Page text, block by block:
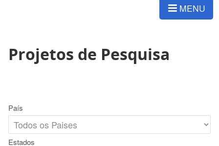
MENU
Projetos de Pesquisa
País
Estados